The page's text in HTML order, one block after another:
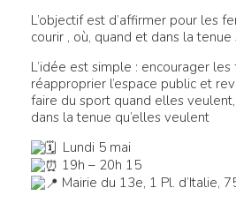
L’objectif est d’affirmer pour les
courir , où, quand et dans la tenue
L’idée est simple : encourager
réapproprier l’espace public et
faire du sport quand elles
dans la tenue qu’elles veulent
Lundi 5 mai
19h – 20h 15
Mairie du 13e, 1 Pl. d’Italie,